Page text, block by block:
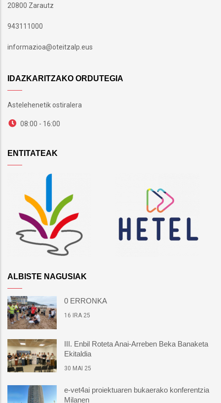
20800 Zarautz
943111000
informazioa@oteitzalp.eus
IDAZKARITZAKO ORDUTEGIA
Astelehenetik ostiralera
08:00 - 16:00
ENTITATEAK
ALBISTE NAGUSIAK
0 ERRONKA
16 IRA 25
III. Enbil Roteta Anai-Arreben Beka Banaketa
Ekitaldia
30 MAI 25
e-vet4ai proiektuaren bukaerako konferentzia
Milanen